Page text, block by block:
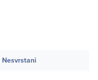
Nesvrstani